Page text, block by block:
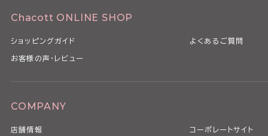
Chacott ONLINE SHOP
ショッピングガイド よくあるご質問
お客様の声・レビュー
COMPANY
店舗情報 コーポレートサイト